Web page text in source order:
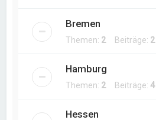
Bremen
Themen: 2Beiträge: 2
Hamburg
Themen: 2Beiträge:4
Hessen